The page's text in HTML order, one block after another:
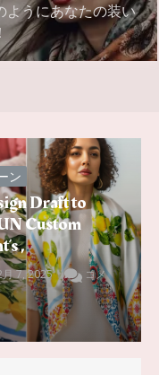
ようにあなたの装い
ン
Draft to
Custom
,
7, 2025
コメ